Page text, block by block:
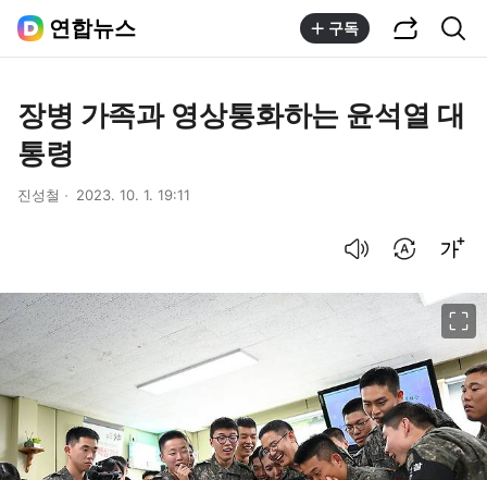
연합뉴스 구독
장병 가족과 영상통화하는 윤석열 대
통령
진성철 2023. 10. 1. 19:11